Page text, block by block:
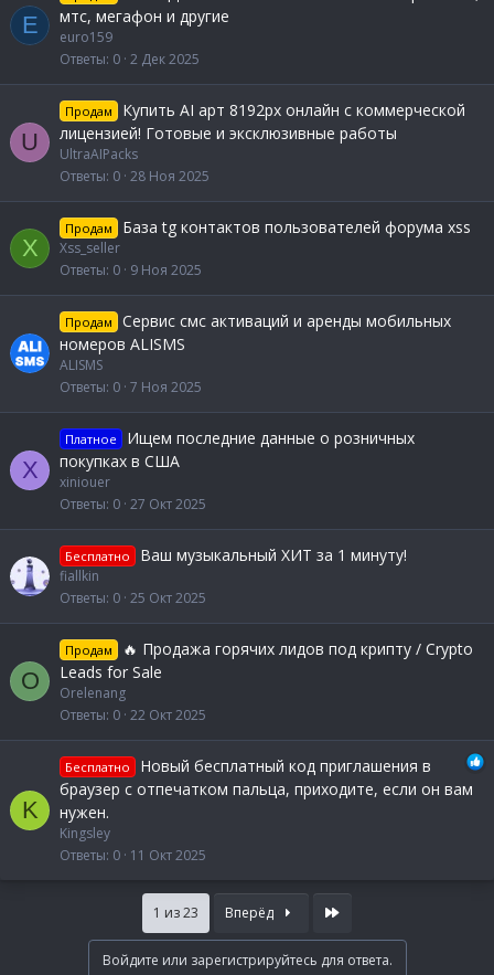
E
мтс, мегафон и другие
euro159
Ответы 0 2 Дек 2025
U
Продам
Купить AI арт 8192px онлайн с коммерческой
лицензией! Готовые и эксклюзивные работы
UltraAIPacks
Ответы 0 28 Ноя 2025
X
Продам База tg контактов пользователей форума xss
Xss_seller
Ответы 0 9 Ноя 2025
Продам
Сервис смс активаций и аренды мобильных
номеров ALISMS
ALISMS
Ответы 0 7 Ноя 2025
X
Платное
Ищем последние данные о розничных
покупках в США
xiniouer
Ответы 0 27 Окт 2025
Бесплатно Ваш музыкальный ХИТ за 1 минуту!
fiallkin
Ответы 0 25 Окт 2025
O
Продам
🔥 Продажа горячих лидов под крипту / Crypto
Leads for Sale
Orelenang
Ответы 0 22 Окт 2025
K
Бесплатно
Новый бесплатный код приглашения в
браузер с отпечатком пальца, приходите, если он вам
нужен.
Kingsley
Ответы 0 11 Окт 2025
1 из 23 Вперёд Last
Войдите или зарегистрируйтесь для ответа.